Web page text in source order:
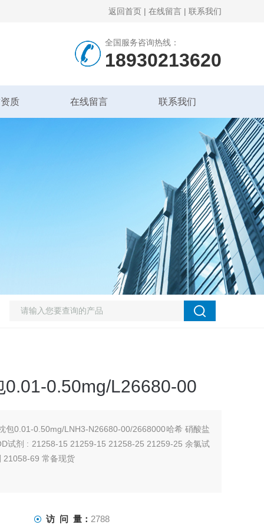
返回首页 | 在线留言 | 联系我们
全国服务咨询热线：
18930213620
质 在线留言 联系我们
0.50mg/L26680-00
包0.01-0.50mg/LNH3-N26680-00/2668000哈希 硝酸盐
试剂 : 21258-15 21259-15 21258-25 21259-25 余氯试
21058-69 常备现货
访 问 量： 2788